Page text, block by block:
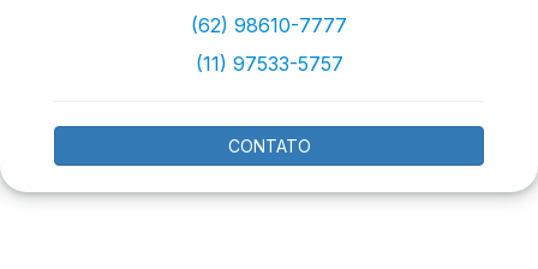
(62) 98610-7777
(11) 97533-5757
CONTATO